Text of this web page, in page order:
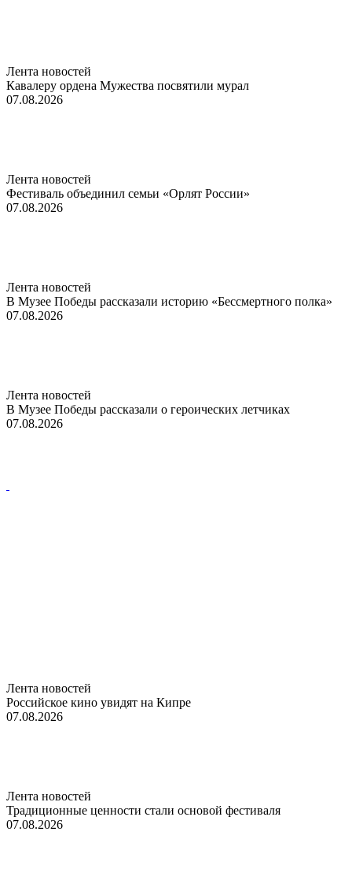
Лента новостей
Кавалеру ордена Мужества посвятили мурал
07.08.2026
Лента новостей
Фестиваль объединил семьи «Орлят России»
07.08.2026
Лента новостей
В Музее Победы рассказали историю «Бессмертного полка»
07.08.2026
Лента новостей
В Музее Победы рассказали о героических летчиках
07.08.2026
Лента новостей
Российское кино увидят на Кипре
07.08.2026
Лента новостей
Традиционные ценности стали основой фестиваля
07.08.2026